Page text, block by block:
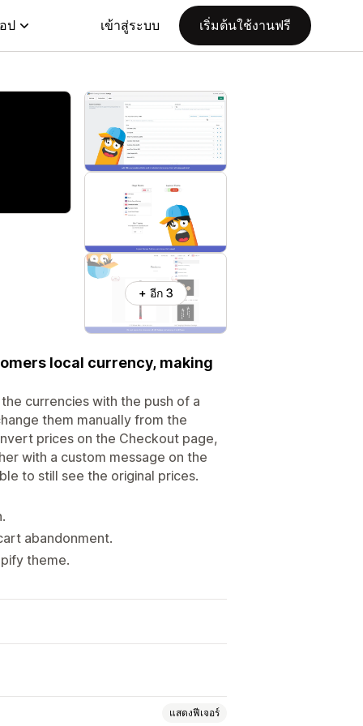
ป เข้าสู่ระบบ เริ่มต้นใช้งานฟรี
+ อีก 3
local currency, making
currencies with the push of a
them manually from the
prices on the Checkout page,
with a custom message on the
to still see the original prices.
abandonment.
theme.
แสดงฟีเจอร์